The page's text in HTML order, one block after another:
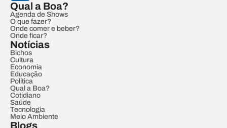
Qual a Boa?
Agenda de Shows
O que fazer?
Onde comer e beber?
Onde ficar?
Notícias
Bichos
Cultura
Economia
Educação
Política
Qual a Boa?
Cotidiano
Saúde
Tecnologia
Meio Ambiente
Blogs